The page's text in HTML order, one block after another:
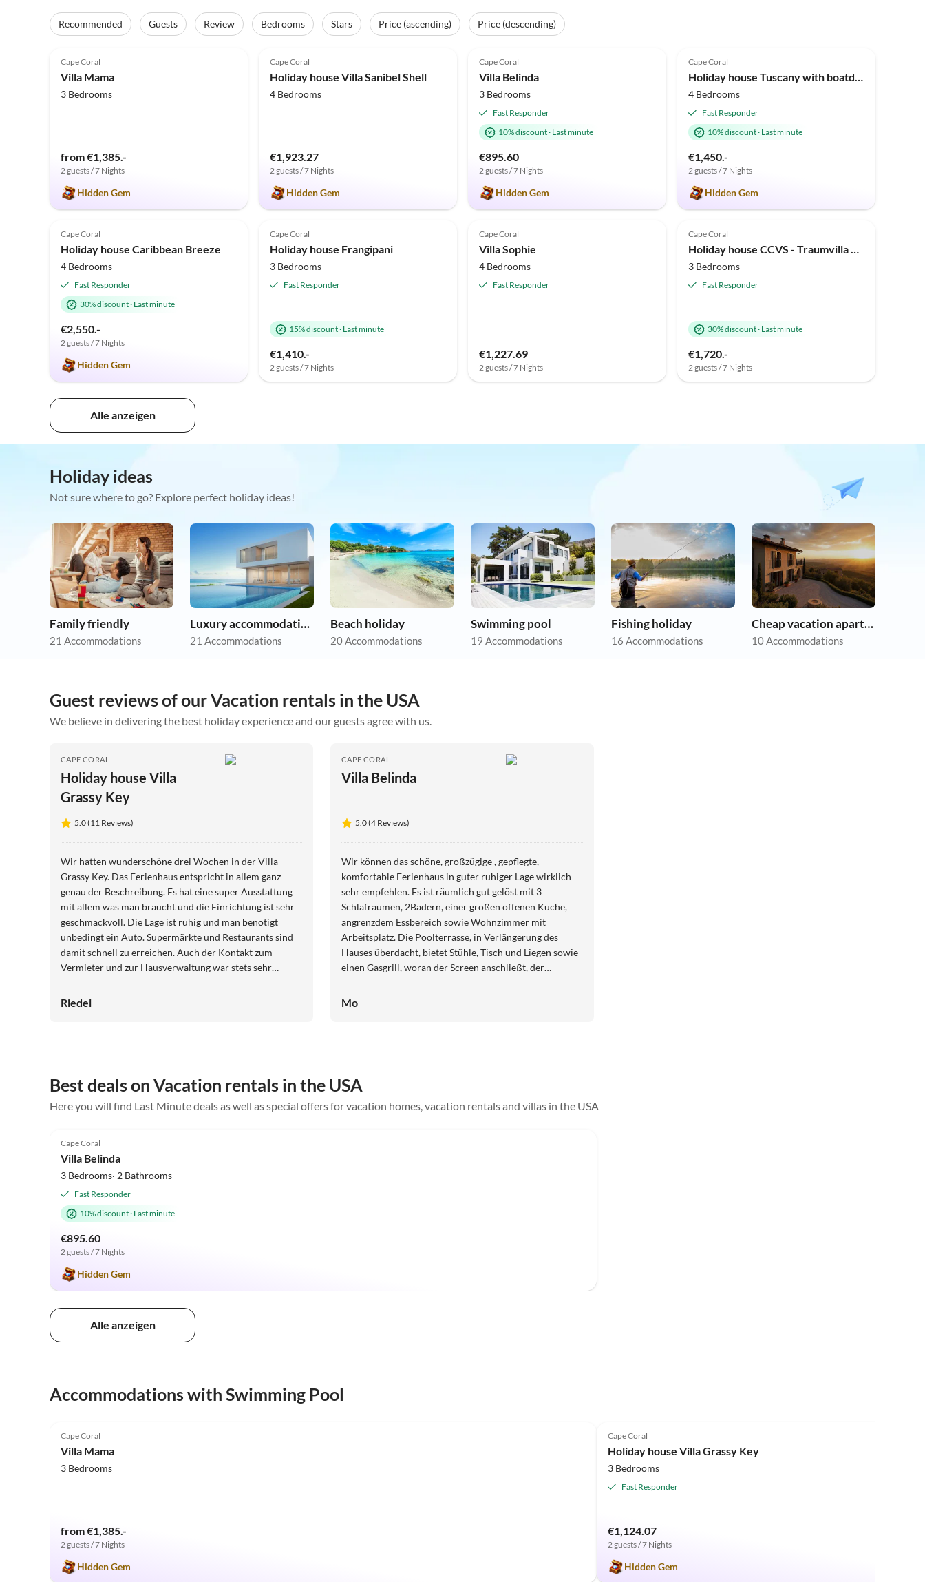
Recommended Guests Review Bedrooms Stars Price (ascending)
Price (descending)
Cape Coral
Villa Mama
3 Bedrooms
from €1,385.-
2 guests / 7 Nights
Hidden Gem
Top-Listing
Cape Coral
Holiday house Villa Sanibel Shell
4 Bedrooms
€1,923.27
2 guests / 7 Nights
Hidden Gem
Cape Coral
Villa Belinda
3 Bedrooms
Fast Responder
10% discount· Last minute
€895.60
2 guests / 7 Nights
Hidden Gem
Cape Coral
Holiday house Tuscany with boatdock
4 Bedrooms
Fast Responder
10% discount· Last minute
€1,450.-
2 guests / 7 Nights
Hidden Gem
5.0 (2)
Cape Coral
Holiday house Caribbean Breeze
4 Bedrooms
Fast Responder
30% discount· Last minute
€2,550.-
2 guests / 7 Nights
Hidden Gem
4.8 (1)
Cape Coral
Holiday house Frangipani
3 Bedrooms
Fast Responder
15% discount· Last minute
€1,410.-
2 guests / 7 Nights
Cape Coral
Villa Sophie
4 Bedrooms
Fast Responder
€1,227.69
2 guests / 7 Nights
Cape Coral
Holiday house CCVS - Traumvilla Mango Bay
3 Bedrooms
Fast Responder
30% discount· Last minute
€1,720.-
2 guests / 7 Nights
Alle anzeigen
Holiday ideas
Not sure where to go? Explore perfect holiday ideas!
Family friendly
21 Accommodations
Luxury accommodation
21 Accommodations
Beach holiday
20 Accommodations
Swimming pool
19 Accommodations
Fishing holiday
16 Accommodations
Cheap vacation apartments
10 Accommodations
Guest reviews of our Vacation rentals in the USA
We believe in delivering the best holiday experience and our guests agree with us.
CAPE CORAL
Holiday house Villa
Grassy Key
5.0 (11 Reviews)
Wir hatten wunderschöne drei Wochen in der Villa
Grassy Key. Das Ferienhaus entspricht in allem ganz
genau der Beschreibung. Es hat eine super Ausstattung
mit allem was man braucht und die Einrichtung ist sehr
geschmackvoll. Die Lage ist ruhig und man benötigt
unbedingt ein Auto. Supermärkte und Restaurants sind
damit schnell zu erreichen. Auch der Kontakt zum
Vermieter und zur Hausverwaltung war stets sehr
Informationen, auf Rückfragen gab es stets schnelle
Riedel
CAPE CORAL
Villa Belinda
5.0 (4 Reviews)
Wir können das schöne, großzügige , gepflegte,
komfortable Ferienhaus in guter ruhiger Lage wirklich
sehr empfehlen. Es ist räumlich gut gelöst mit 3
Schlafräumen, 2Bädern, einer großen offenen Küche,
angrenzdem Essbereich sowie Wohnzimmer mit
Arbeitsplatz. Die Poolterrasse, in Verlängerung des
Hauses überdacht, bietet Stühle, Tisch und Liegen sowie
einen Gasgrill, woran der Screen anschließt, der
den Blick direkt auf einen der Kanäle, die Cape Coral
an die Eigentümerin!
Mo
Best deals on Vacation rentals in the USA
Here you will find Last Minute deals as well as special offers for vacation homes, vacation rentals and villas in the USA
Cape Coral
Villa Belinda
3 Bedrooms· 2 Bathrooms
Fast Responder
10% discount· Last minute
€895.60
2 guests / 7 Nights
Hidden Gem
Alle anzeigen
Accommodations with Swimming Pool
Cape Coral
Villa Mama
3 Bedrooms
from €1,385.-
2 guests / 7 Nights
Hidden Gem
Cape Coral
Holiday house Villa Grassy Key
3 Bedrooms
Fast Responder
€1,124.07
2 guests / 7 Nights
Hidden Gem